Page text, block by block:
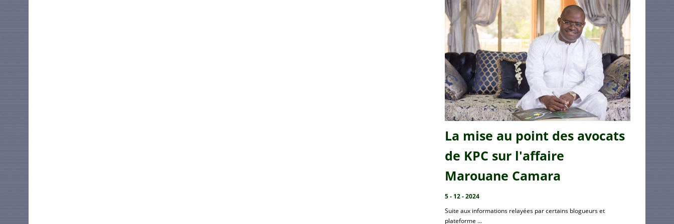
La mise au point des avocats
de KPC sur l'affaire
Marouane Camara
5 - 12 - 2024
Suite aux informations relayées par certains blogueurs et
plateforme ...